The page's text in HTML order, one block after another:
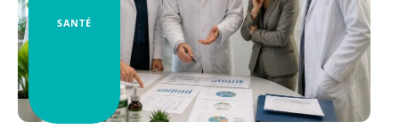
SANTÉ